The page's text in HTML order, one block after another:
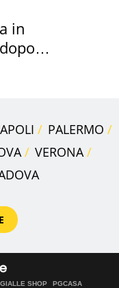
in
PALERMO
VERONA
SHOP
PGCASA